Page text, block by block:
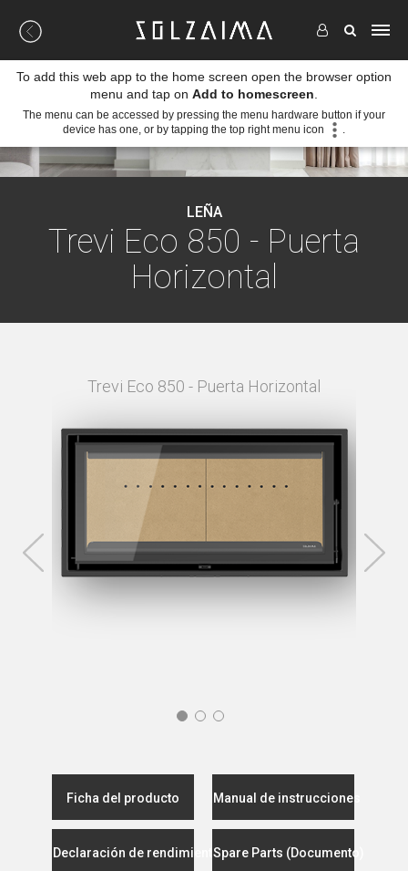
LEÑA
Trevi Eco 850 - Puerta
Horizontal
Trevi Eco 850 - Puerta Horizontal
Ficha del producto Manual de instrucciones
Declaración de rendimientoSpare Parts (Documento)
To add this web app to the home screen open the browser option
menu and tap on Add to homescreen
The menu can be accessed by pressing the menu hardware button if your
device has one, or by tapping the top right menu icon
.